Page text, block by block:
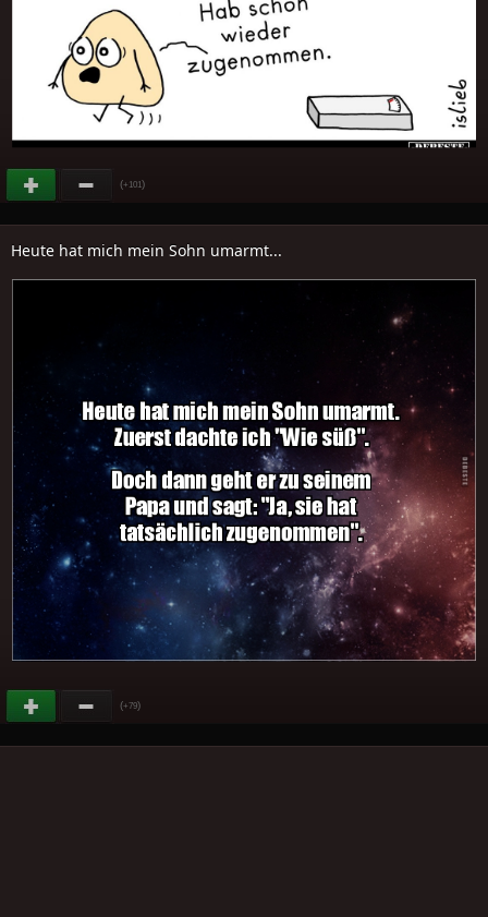
(+101)
Heute hat mich mein Sohn umarmt...
(+79)